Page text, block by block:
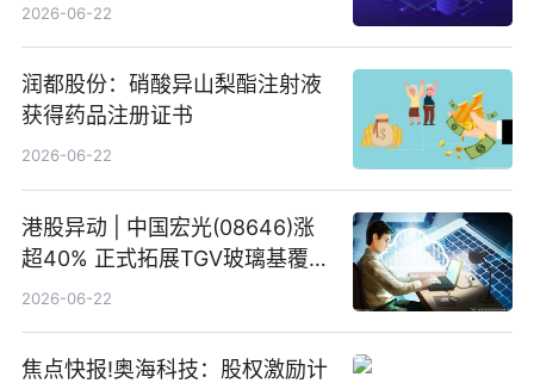
2026-06-22
润都股份：硝酸异山梨酯注射液
获得药品注册证书
2026-06-22
港股异动 | 中国宏光(08646)涨
超40% 正式拓展TGV玻璃基覆铜
板新材料业务
2026-06-22
焦点快报!奥海科技：股权激励计